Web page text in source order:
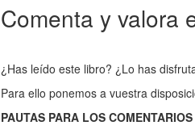
Comenta
y
valora
el
libro:
Comenta y valora
¿Has leído este libro? ¿Lo has
Para ello ponemos a vuestra
PAUTAS PARA LOS COMENTARIOS